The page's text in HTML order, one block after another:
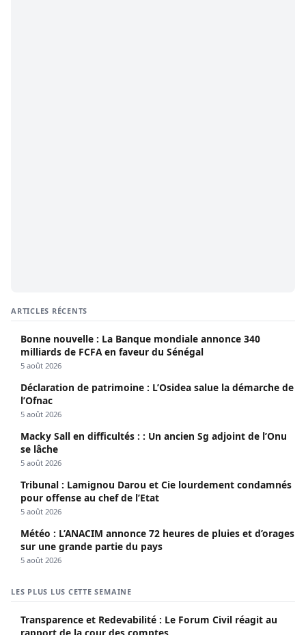
ARTICLES RÉCENTS
Bonne nouvelle : La Banque mondiale annonce 340
milliards de FCFA en faveur du Sénégal
5 août 2026
Déclaration de patrimoine : L’Osidea salue la démarche de
l’Ofnac
5 août 2026
Macky Sall en difficultés : : Un ancien Sg adjoint de l’Onu
se lâche
5 août 2026
Tribunal : Lamignou Darou et Cie lourdement condamnés
pour offense au chef de l’Etat
5 août 2026
Météo : L’ANACIM annonce 72 heures de pluies et d’orages
sur une grande partie du pays
5 août 2026
LES PLUS LUS CETTE SEMAINE
Transparence et Redevabilité : Le Forum Civil réagit au
rapport de la cour des comptes